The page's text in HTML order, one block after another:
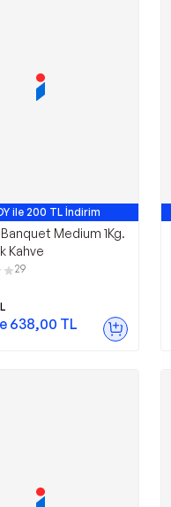
ile 200 TL İndirim
Satan 15. Ürün
Banquet Medium 1Kg.
Kahve
29
638,00 TL